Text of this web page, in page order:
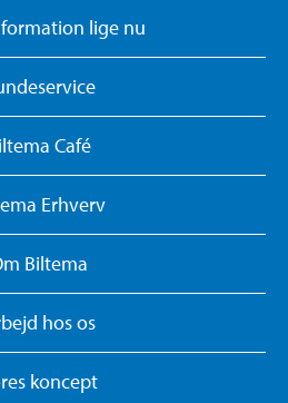
lige nu
Café
Erhverv
Biltema
hos os
koncept